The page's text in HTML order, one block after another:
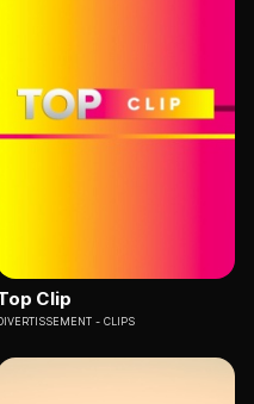
Clip
CLIPS